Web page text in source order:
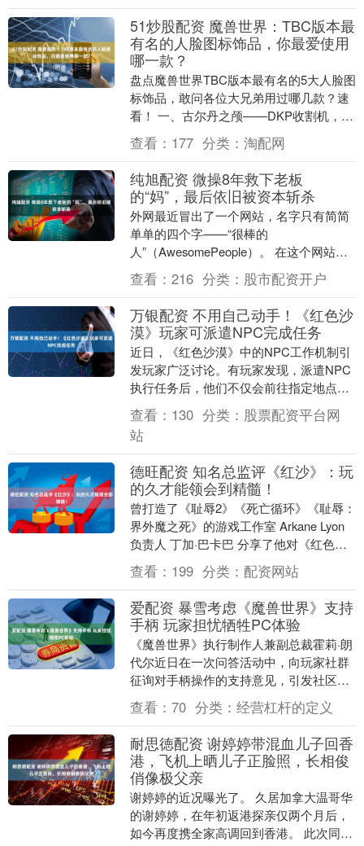
51炒股配资 魔兽世界：TBC版本最
有名的人脸图标饰品，你最爱使用
哪一款？
盘点魔兽世界TBC版本最有名的5大人脸图
标饰品，敢问各位大兄弟用过哪几款？速
看！ 一、古尔丹之颅——DKP收割机，法
系的终极梦想 提到TBC的人脸饰品，古尔
丹之....
查看： 177 分类： 淘配网
纯旭配资 微操8年救下老板
的“妈”，最后依旧被资本斩杀
外网最近冒出了一个网站，名字只有简简
单单的四个字——“很棒的
人”（AwesomePeople）。 在这个网站
上，将近400名现实人物齐聚一堂，他们
来自不同的国家....
查看： 216 分类： 股市配资开户
万银配资 不用自己动手！《红色沙
漠》玩家可派遣NPC完成任务
近日，《红色沙漠》中的NPC工作机制引
发玩家广泛讨论。有玩家发现，派遣NPC
执行任务后，他们不仅会前往指定地点实
景劳作，还会在下班后前往酒馆小酌——
这一细节让游....
查看： 130 分类： 股票配资平台网
站
德旺配资 知名总监评《红沙》：玩
的久才能领会到精髓！
曾打造了《耻辱2》《死亡循环》《耻辱：
界外魔之死》的游戏工作室 Arkane Lyon
负责人 丁加·巴卡巴 分享了他对《红色沙
漠》的看法，认为这款游戏的结构与....
查看： 199 分类： 配资网站
爱配资 暴雪考虑《魔兽世界》支持
手柄 玩家担忧牺牲PC体验
《魔兽世界》执行制作人兼副总裁霍莉·朗
代尔近日在一次问答活动中，向玩家社群
征询对手柄操作的支持意见，引发社区广
泛讨论。她表示，希望了解有多少玩家
对“使用专用UI....
查看： 70 分类： 经营杠杆的定义
耐思徳配资 谢婷婷带混血儿子回香
港，飞机上晒儿子正脸照，长相俊
俏像极父亲
谢婷婷的近况曝光了。 久居加拿大温哥华
的谢婷婷，在年初返港探亲仅两个月后，
如今再度携全家高调回到香港。 此次同行